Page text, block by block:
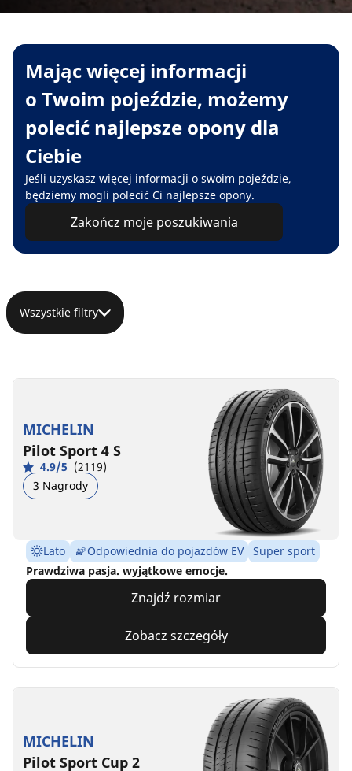
Mając więcej informacji
o Twoim pojeździe, możemy
polecić najlepsze opony dla
Ciebie
Jeśli uzyskasz więcej informacji o swoim pojeździe,
będziemy mogli polecić Ci najlepsze opony.
Zakończ moje poszukiwania
Wszystkie filtry
MICHELIN
Pilot Sport 4 S
4.9/5 (2119)
3 Nagrody
Lato Odpowiednia do pojazdów EV
Super sport
Prawdziwa pasja. wyjątkowe emocje.
Znajdź rozmiar
Zobacz szczegóły
MICHELIN
Pilot Sport Cup 2